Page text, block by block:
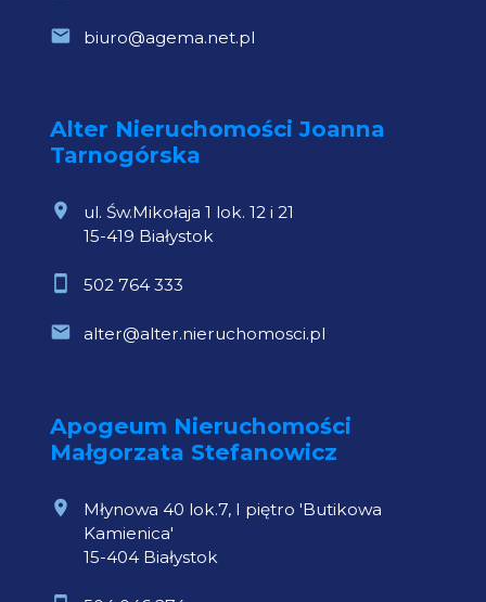
biuro@agema.net.pl
Alter Nieruchomości Joanna
Tarnogórska
ul. Św.Mikołaja 1 lok. 12 i 21
15-419 Białystok
502 764 333
alter@alter.nieruchomosci.pl
Apogeum Nieruchomości
Małgorzata Stefanowicz
Młynowa 40 lok.7, I piętro 'Butikowa
Kamienica'
15-404 Białystok